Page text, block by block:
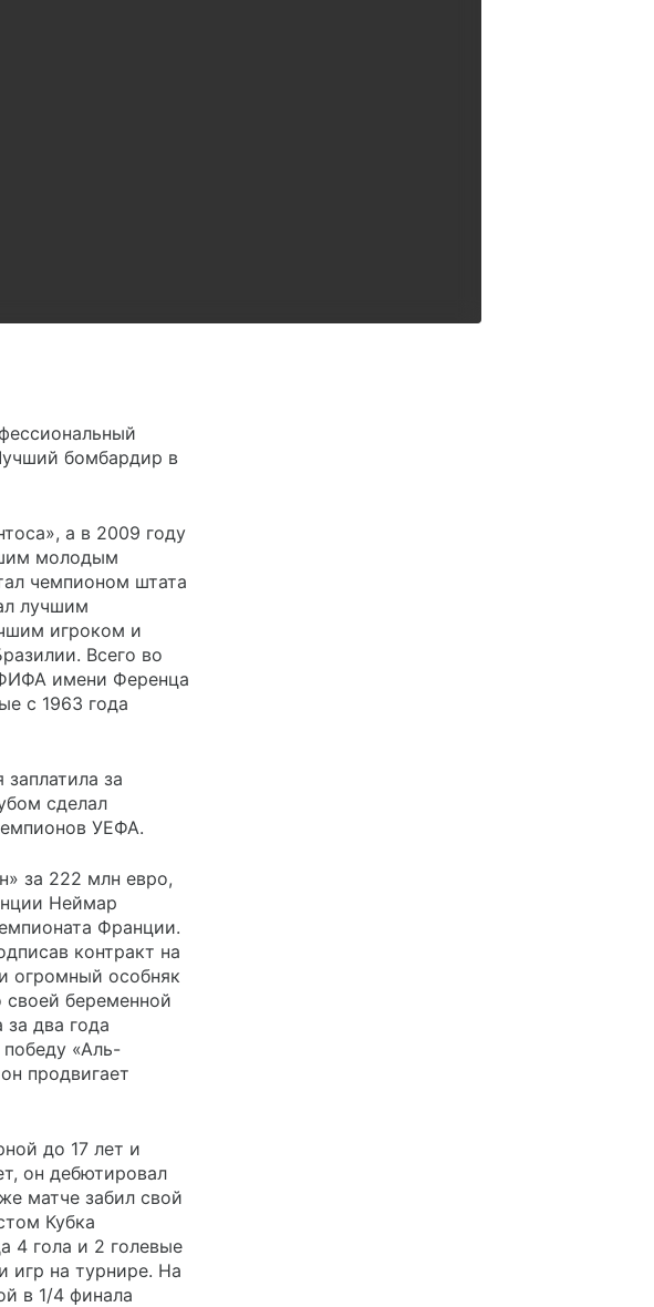
бомбардир в
а в 2009 году
молодым
чемпионом штата
лучшим
игроком и
Всего во
имени Ференца
с 1963 года
за
сделал
УЕФА.
за 222 млн евро,
Неймар
Франции.
контракт на
огромный особняк
беременной
два года
«Аль-
продвигает
до 17 лет и
он дебютировал
матче забил свой
Кубка
4 гола и 2 голевые
игр на турнире. На
в 1/4 финала